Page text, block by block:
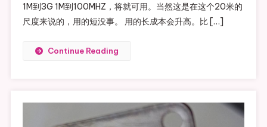
1M到3G 1M到100MHZ，将就可用。当然这是在这个20米的
尺度来说的，用的短没事。 用的长成本会升高。比 […]
Continue Reading